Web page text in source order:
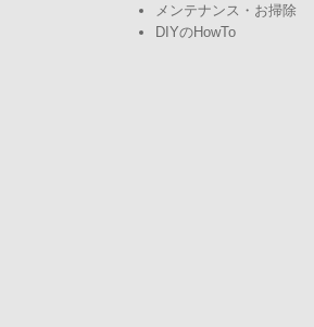
メンテナンス・お掃除
DIYのHowTo